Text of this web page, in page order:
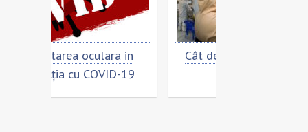
Cât de „încoronat” este
virusul?